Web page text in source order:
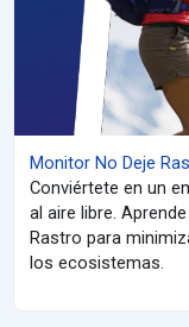
Monitor No Deje
Conviértete en un
al aire libre.
Rastro para
los ecosistemas.